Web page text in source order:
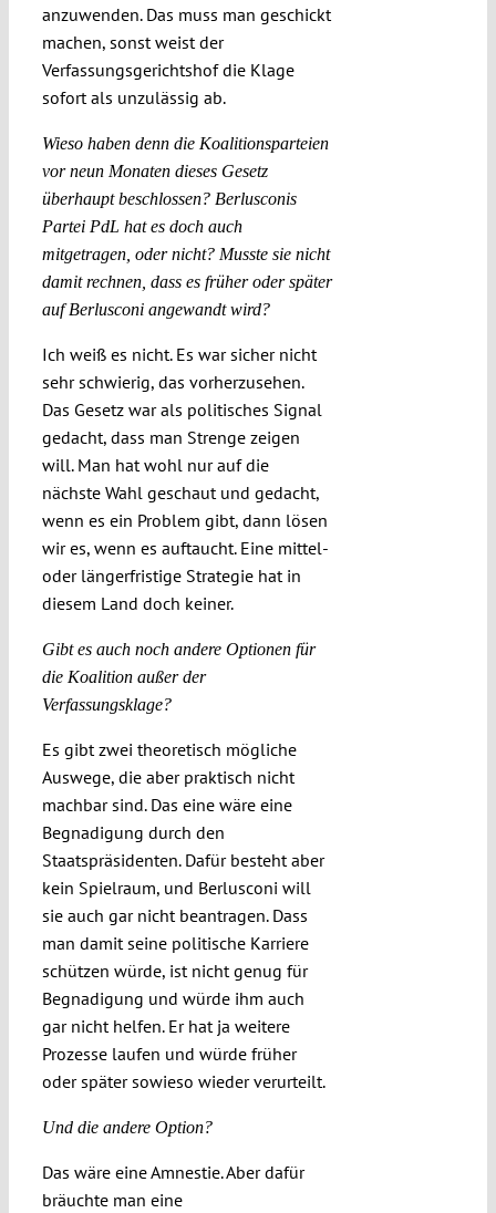
anzuwenden. Das muss man geschickt
machen, sonst weist der
Verfassungsgerichtshof die Klage
sofort als unzulässig ab.
Wieso haben denn die Koalitionsparteien
vor neun Monaten dieses Gesetz
überhaupt beschlossen? Berlusconis
Partei PdL hat es doch auch
mitgetragen, oder nicht? Musste sie nicht
damit rechnen, dass es früher oder später
auf Berlusconi angewandt wird?
Ich weiß es nicht. Es war sicher nicht
sehr schwierig, das vorherzusehen.
Das Gesetz war als politisches Signal
gedacht, dass man Strenge zeigen
will. Man hat wohl nur auf die
nächste Wahl geschaut und gedacht,
wenn es ein Problem gibt, dann lösen
wir es, wenn es auftaucht. Eine mittel-
oder längerfristige Strategie hat in
diesem Land doch keiner.
Gibt es auch noch andere Optionen für
die Koalition außer der
Verfassungsklage?
Es gibt zwei theoretisch mögliche
Auswege, die aber praktisch nicht
machbar sind. Das eine wäre eine
Begnadigung durch den
Staatspräsidenten. Dafür besteht aber
kein Spielraum, und Berlusconi will
sie auch gar nicht beantragen. Dass
man damit seine politische Karriere
schützen würde, ist nicht genug für
Begnadigung und würde ihm auch
gar nicht helfen. Er hat ja weitere
Prozesse laufen und würde früher
oder später sowieso wieder verurteilt.
Und die andere Option?
Das wäre eine Amnestie. Aber dafür
bräuchte man eine